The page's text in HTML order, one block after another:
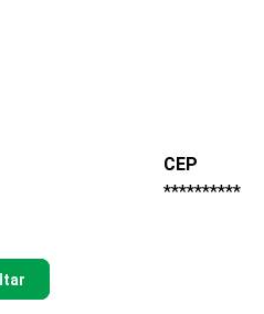
CEP
**********